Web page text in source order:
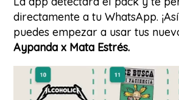
directamente a tu WhatsApp.
puedes empezar a usar tus
Aypanda x Mata Estrés.